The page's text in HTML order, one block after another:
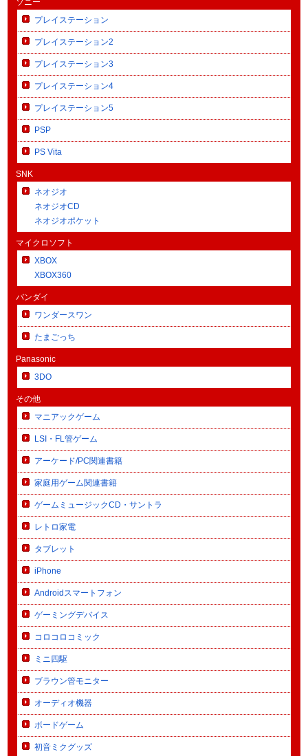
ソニー
プレイステーション
プレイステーション2
プレイステーション3
プレイステーション4
プレイステーション5
PSP
PS Vita
SNK
ネオジオ
ネオジオCD
ネオジオポケット
マイクロソフト
XBOX
XBOX360
バンダイ
ワンダースワン
たまごっち
Panasonic
3DO
その他
マニアックゲーム
LSI・FL管ゲーム
アーケード/PC関連書籍
家庭用ゲーム関連書籍
ゲームミュージックCD・サントラ
レトロ家電
タブレット
iPhone
Androidスマートフォン
ゲーミングデバイス
コロコロコミック
ミニ四駆
ブラウン管モニター
オーディオ機器
ボードゲーム
初音ミクグッズ